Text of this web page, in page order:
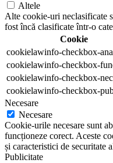
Altele
Alte cookie-uri neclasificate
fost încă clasificate într-o
Cookie
cookielawinfo-checkbox-
cookielawinfo-checkbox-
cookielawinfo-checkbox-
cookielawinfo-checkbox-
Necesare
Necesare
Cookie-urile necesare sunt
funcționeze corect. Aceste
și caracteristici de securitate
Publicitate